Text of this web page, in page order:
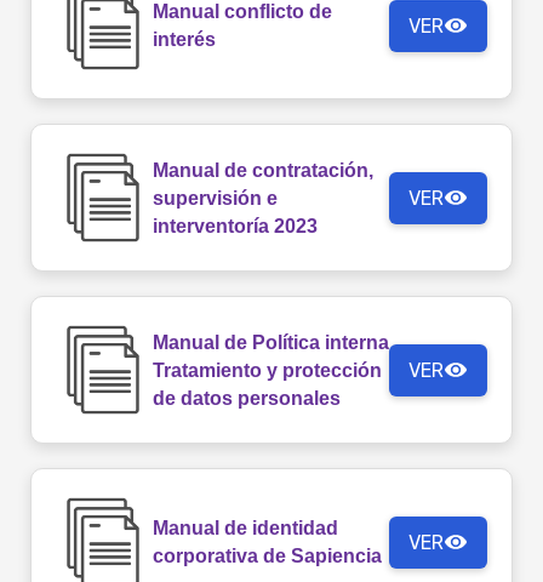
Manual conflicto de
interés
VER
Manual de contratación,
supervisión e
interventoría 2023
VER
Manual de Política interna
Tratamiento y protección
de datos personales
VER
Manual de identidad
corporativa de Sapiencia
VER